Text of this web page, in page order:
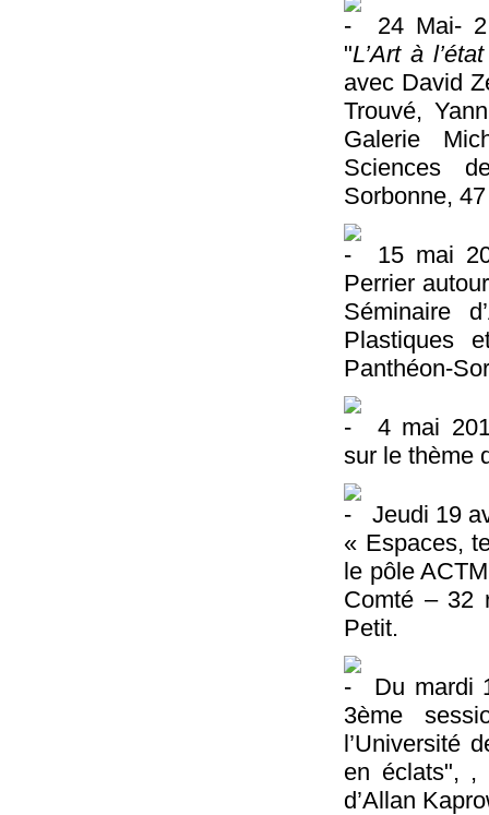
24 Mai-
"L’Art à
avec David
Trouvé,
Galerie
Sciences
Sorbonne,
15 mai
Perrier
Séminaire
Plastiques
Panthéon-
4 mai
sur le thème
Jeudi 19
« Espaces,
le pôle
Comté – 32
Petit.
Du mardi
3ème
l’Université
en éclats", ,
d’Allan